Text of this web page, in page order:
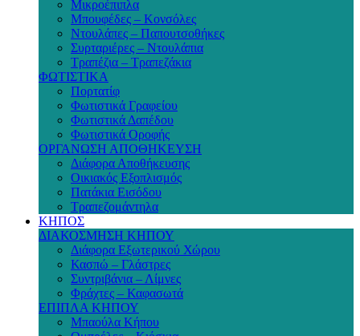
Μικροέπιπλα
Μπουφέδες – Κονσόλες
Ντουλάπες – Παπουτσοθήκες
Συρταριέρες – Ντουλάπια
Τραπέζια – Τραπεζάκια
ΦΩΤΙΣΤΙΚΑ
Πορτατίφ
Φωτιστικά Γραφείου
Φωτιστικά Δαπέδου
Φωτιστικά Οροφής
ΟΡΓΑΝΩΣΗ ΑΠΟΘΗΚΕΥΣΗ
Διάφορα Αποθήκευσης
Οικιακός Εξοπλισμός
Πατάκια Εισόδου
Τραπεζομάντηλα
ΚΗΠΟΣ
ΔΙΑΚΟΣΜΗΣΗ ΚΗΠΟΥ
Διάφορα Εξωτερικού Χώρου
Κασπώ – Γλάστρες
Συντριβάνια – Λίμνες
Φράχτες – Καφασωτά
ΕΠΙΠΛΑ ΚΗΠΟΥ
Μπαούλα Κήπου